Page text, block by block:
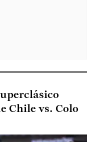
Chile vs. Colo